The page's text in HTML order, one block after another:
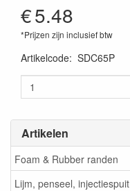
Artikelen
Foam & Rubber randen
Lijm, penseel, injectiespuit
€5.48
*Prijzen zijn inclusief btw
Artikelcode: SDC65P